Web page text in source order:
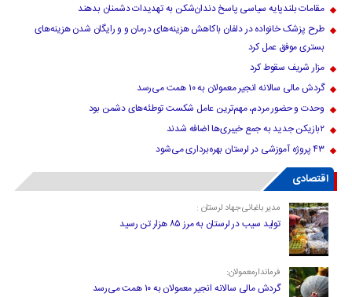
مقامات بلندپایه سیاسی پاسخ دندان‌شکن به تهدیدات دشمنان بدهند
طرح پزشک خانواده در دلفان باکاهش هزینه‌های درمان و و رایگان شدن هزینه‌های
بستری موفق عمل کرد
مزار شریف سقوط کرد
گردش مالی سالانه انجیر معمولان به ۱۰ همت می‌رسد
وحدت و حضور مردم، مهم‌ترین عامل شکست توطئه‌های دشمن بود
۲بازیکن جدید به جمع خیبری‌ها اضافه شدند
۴۳ پروژه آموزشی در لرستان بهره‌برداری می‌شود
اقتصادی
مدیر باغبانی جهاد لرستان :
تولید سیب در لرستان به مرز ۸۵ هزار تن رسید
فرماندارمعمولان:
گردش مالی سالانه انجیر معمولان به ۱۰ همت می‌رسد